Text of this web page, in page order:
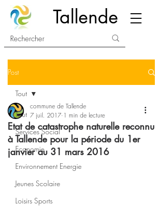
Tallende
Post
Tout
Services Social
Economie
Environnement Energie
Jeunes Scolaire
Loisirs Sports
Tout
Etat de catastrophe naturelle reconnu
à Tallende pour la période du 1er
janvier au 31 mars 2016
commune de Tallende
7 juil. 2017 1 min de lecture